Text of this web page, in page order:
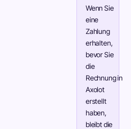
Wenn Sie
eine
Zahlung
erhalten,
bevor Sie
die
Rechnung in
Axolot
erstellt
haben,
bleibt die